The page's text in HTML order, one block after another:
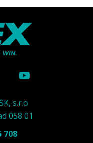
s.r.o
058 01
708